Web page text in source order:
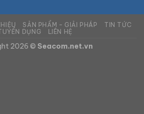
SẢN PHẨM – GIẢI PHÁP
TIN TỨC
DỤNG
LIÊN HỆ
2026 © Seacom.net.vn